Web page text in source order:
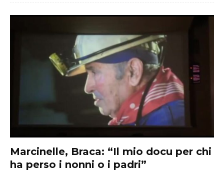
Marcinelle, Braca: “Il mio docu per chi
ha perso i nonni o i padri”